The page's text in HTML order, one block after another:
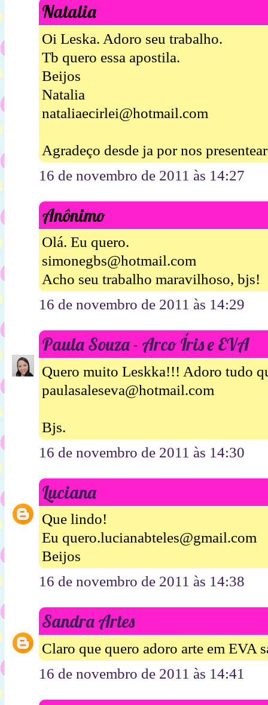
Natalia
Oi Leska. Adoro seu trabalho.
Tb quero essa apostila.
Beijos
Natalia
nataliaecirlei@hotmail.com
Agradeço desde ja por nos
16 de novembro de 2011 às 14:27
Anônimo
Olá. Eu quero.
simonegbs@hotmail.com
Acho seu trabalho maravilhoso, bjs!
16 de novembro de 2011 às 14:29
Paula Souza - Arco Íris e EVA
Quero muito Leskka!!! Adoro tudo
paulasaleseva@hotmail.com
Bjs.
16 de novembro de 2011 às 14:30
Luciana
Que lindo!
Eu quero.lucianabteles@gmail.com
Beijos
16 de novembro de 2011 às 14:38
Sandra Artes
Claro que quero adoro arte em EVA
16 de novembro de 2011 às 14:41